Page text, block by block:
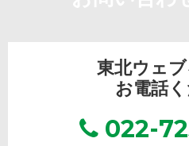
東北ウェ
お電話
022-